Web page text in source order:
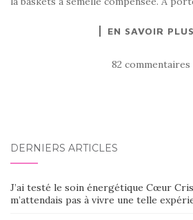
EN SAVOIR PLUS
82 commentaires
DERNIERS ARTICLES
J’ai testé le soin énergétique Cœur
m’attendais pas à vivre une telle